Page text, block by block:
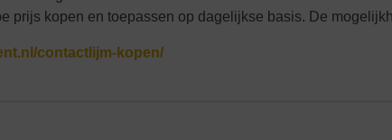
prijs kopen en toepassen op dagelijkse basis. De
contactlijm-kopen/